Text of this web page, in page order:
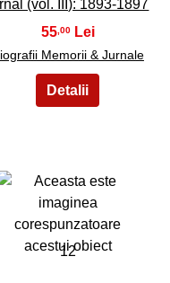
(vol. III): 1893-1897
55,00
Memorii & Jurnale
12